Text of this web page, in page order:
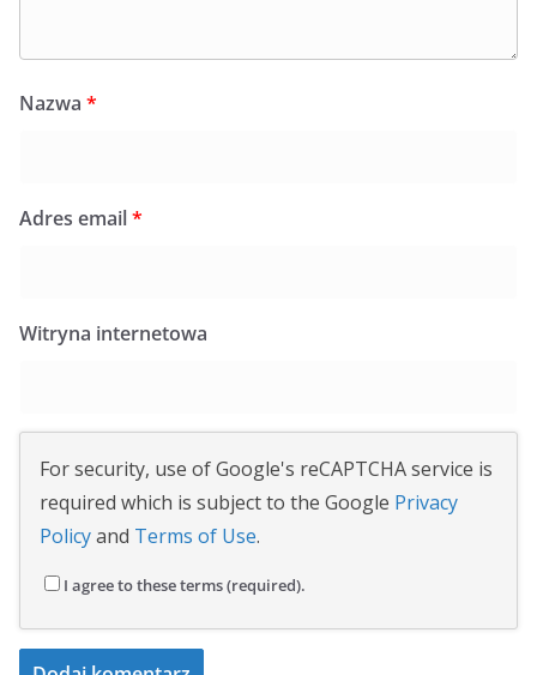
Nazwa *
Adres email*
Witryna internetowa
For security, use of Google's reCAPTCHA service is
required which is subject to the Google Privacy
Policyand Terms of Use.
I agree to these terms (required).